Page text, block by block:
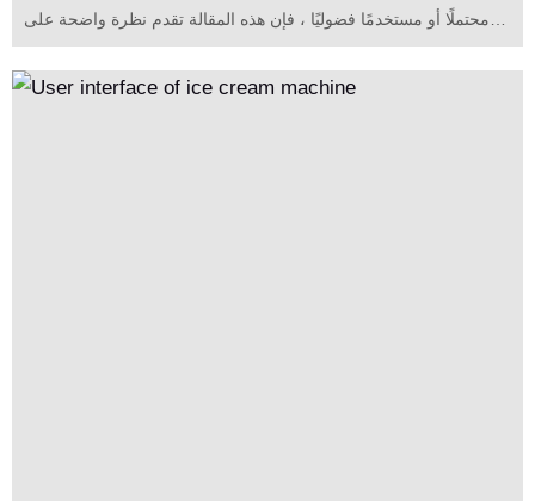
محتملًا أو مستخدمًا فضوليًا ، فإن هذه المقالة تقدم نظرة واضحة على
الراحة والابتكار وراء مبيعات الآيس كريم الآلية.'